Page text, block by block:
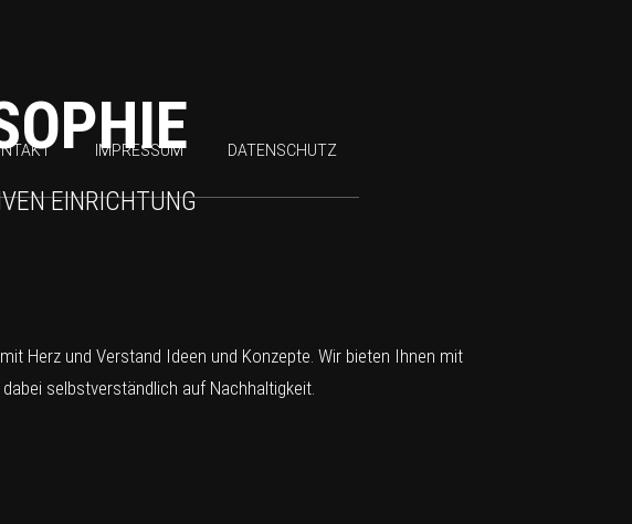
IMPRESSUM DATENSCHUTZ
EINRICHTUNG
Herz und Verstand Ideen und Konzepte. Wir bieten Ihnen mit
selbstverständlich auf Nachhaltigkeit.